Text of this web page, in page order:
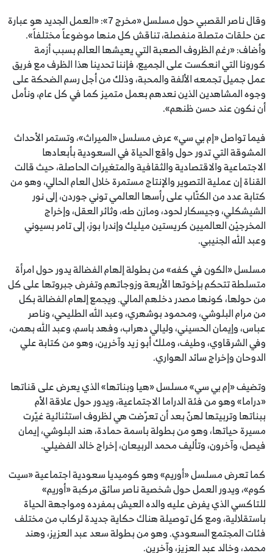
وقال ناصر القصبي حول مسلسل «مخرج 7»: «العمل الجديد هو عبارة
عن حلقات متصلة منفصلة، تناقش كل منها موضوعاً مختلفاً».
وأضاف: «رغم الظروف الصعبة التي يعيشها العالم بسبب أزمة
كورونا التي انعكست على الجميع، فإننا تحدينا هذا الظرف مع فريق
عمل جميل تجمعه الألفة والمحبة، وذلك من أجل رسم الضحكة على
وجوه المشاهدين الذين نعدهم بعمل متميز كما في كل عام، ونأمل
أن نكون عند حسن ظنهم».
فيما تواصل «إم بي سي» عرض مسلسل «الميراث»، وتستمر الأحداث
المشوقة التي تدور حول واقع الحياة في السعودية بأبعادها
الاجتماعية والاقتصادية والثقافية والمتغيرات الحاصلة، حيث قالت
القناة إن عملية التصوير والإنتاج مستمرة خلال العام الحالي، وهو من
كتابة عدد من الكتّاب على رأسها العالمي توني جوردن، إلى نور
الشيشكلي، وجيسكار لحود، ومازن طه، وثائر العقل، وإخراج
المخرجيْن العالميين كريستين ميليك وإندرا بوز، إلى تامر بسيوني
وعبد الله الجنيبي.
مسلسل «الكون في كفه» من بطولة إلهام الفضالة يدور حول امرأة
متسلطة تتحكم بإخوتها الأربعة وزوجاتهم وتفرض جبروتها على كل
من حولها، كونها مصدر دخلهم المالي. ويجمع إلهام الفضالة بكل
من مرام البلوشي، ومحمود بوشهري، وعبد الله الطليحي، وناصر
عباس، وإيمان الحسيني، وليالي دهراب، وفهد باسم، وعبد الله بهمن،
وفي الشرقاوي، وطيف، وملك أبو زيد وآخرين، وهو من كتابة علي
الدوحان وإخراج سائد الهواري.
وتضيف «إم بي سي» مسلسل «هيا وبناتها» الذي يعرض على قناتها
«دراما» وهو من فئة الدراما الاجتماعية، ويدور حول علاقة الأم
ببناتها وتربيتها لهنّ بعد أن تعرّضت هي لظروف استثنائية غيّرت
مسيرة حياتها، وهو من بطولة باسمة حمادة، هند البلوشي، إيمان
فيصل، وآخرون، وتأليف محمد الربيعان، إخراج خالد الفضيلي.
كما تعرض مسلسل «أوريم» وهو كوميديا سعودية اجتماعية «سيت
كوم»، ويدور العمل حول شخصية ناصر سائق مركبة «أوريم»
للتاكسي الذي يفرض عليه والده العيش بمفرده ومواجهة الحياة
باستقلالية، ومع كل توصيلة هناك حكاية جديدة لركاب من مختلف
فئات المجتمع السعودي. وهو من بطولة سعد عبد العزيز، وهند
محمد، وخالد عبد العزيز، وآخرين.